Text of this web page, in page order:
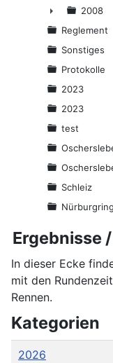
►
►
2008
Reglement
Sonstiges
Protokolle
2023
2023
test
Schleiz
Nürburgring
Ergebnisse
In dieser Ecke
mit den
Rennen.
Kategorien
2026